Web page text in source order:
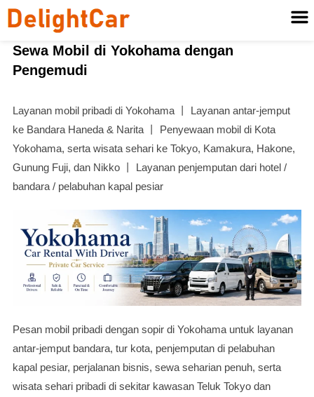
Sewa Mobil di Yokohama dengan
Pengemudi
Layanan mobil pribadi di Yokohama 丨 Layanan antar-jemput
ke Bandara Haneda & Narita 丨 Penyewaan mobil di Kota
Yokohama, serta wisata sehari ke Tokyo, Kamakura, Hakone,
Gunung Fuji, dan Nikko 丨 Layanan penjemputan dari hotel /
bandara / pelabuhan kapal pesiar
Pesan mobil pribadi dengan sopir di Yokohama untuk layanan
antar-jemput bandara, tur kota, penjemputan di pelabuhan
kapal pesiar, perjalanan bisnis, sewa seharian penuh, serta
wisata sehari pribadi di sekitar kawasan Teluk Tokyo dan